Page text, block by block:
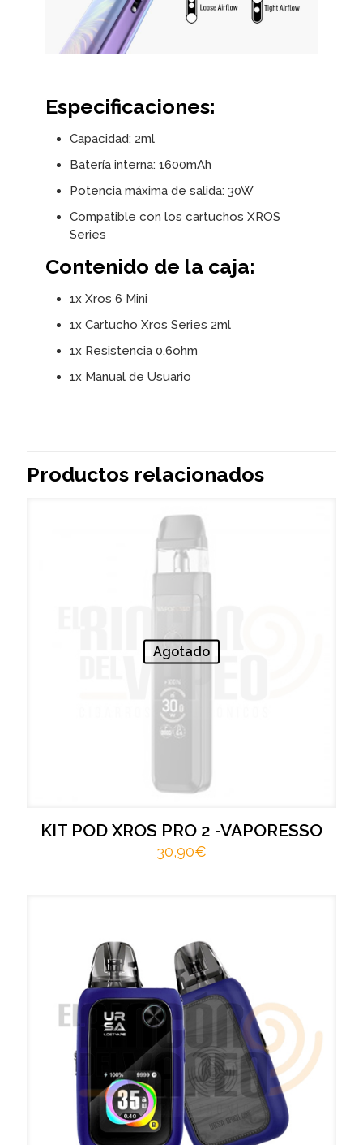
Especificaciones:
Capacidad: 2ml
Batería interna: 1600mAh
Potencia máxima de salida: 30W
Compatible con los cartuchos XROS
Series
Contenido de la caja:
1x Xros 6 Mini
1x Cartucho Xros Series 2ml
1x Resistencia 0.6ohm
1x Manual de Usuario
Productos relacionados
Agotado
KIT POD XROS PRO 2 -VAPORESSO
30,90€